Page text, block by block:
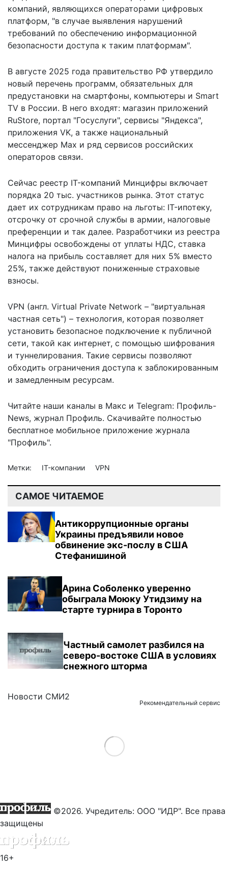
компаний, являющихся операторами цифровых
платформ, "в случае выявления нарушений
требований по обеспечению информационной
безопасности доступа к таким платформам".
В августе 2025 года правительство РФ утвердило
новый перечень программ, обязательных для
предустановки на смартфоны, компьютеры и Smart
TV в России. В него входят: магазин приложений
RuStore, портал "Госуслуги", сервисы "Яндекса",
приложения VK, а также национальный
мессенджер Max и ряд сервисов российских
операторов связи.
Сейчас реестр IT-компаний Минцифры включает
порядка 20 тыс. участников рынка. Этот статус
дает их сотрудникам право на льготы: IT-ипотеку,
отсрочку от срочной службы в армии, налоговые
преференции и так далее. Разработчики из реестра
Минцифры освобождены от уплаты НДС, ставка
налога на прибыль составляет для них 5% вместо
25%, также действуют пониженные страховые
взносы.
VPN (англ. Virtual Private Network – "виртуальная
частная сеть") – технология, которая позволяет
установить безопасное подключение к публичной
сети, такой как интернет, с помощью шифрования
и туннелирования. Такие сервисы позволяют
обходить ограничения доступа к заблокированным
и замедленным ресурсам.
Читайте наши каналы в Макс и Telegram: Профиль-
News, журнал Профиль. Скачивайте полностью
бесплатное мобильное приложение журнала
"Профиль".
Метки: IT-компании VPN
САМОЕ ЧИТАЕМОЕ
Антикоррупционные органы
Украины предъявили новое
обвинение экс-послу в США
Стефанишиной
Арина Соболенко уверенно
обыграла Моюку Утидзиму на
старте турнира в Торонто
Частный самолет разбился на
северо-востоке США в условиях
снежного шторма
Новости СМИ2
Рекомендательный сервис
Load More
©2026. Учредитель: ООО "ИДР". Все права
защищены
16+